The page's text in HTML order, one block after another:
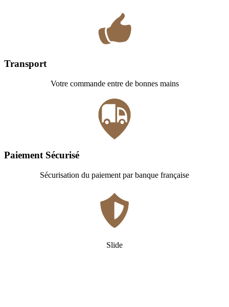
Transport
Votre commande entre de bonnes mains
Paiement Sécurisé
Sécurisation du paiement par banque française
Slide